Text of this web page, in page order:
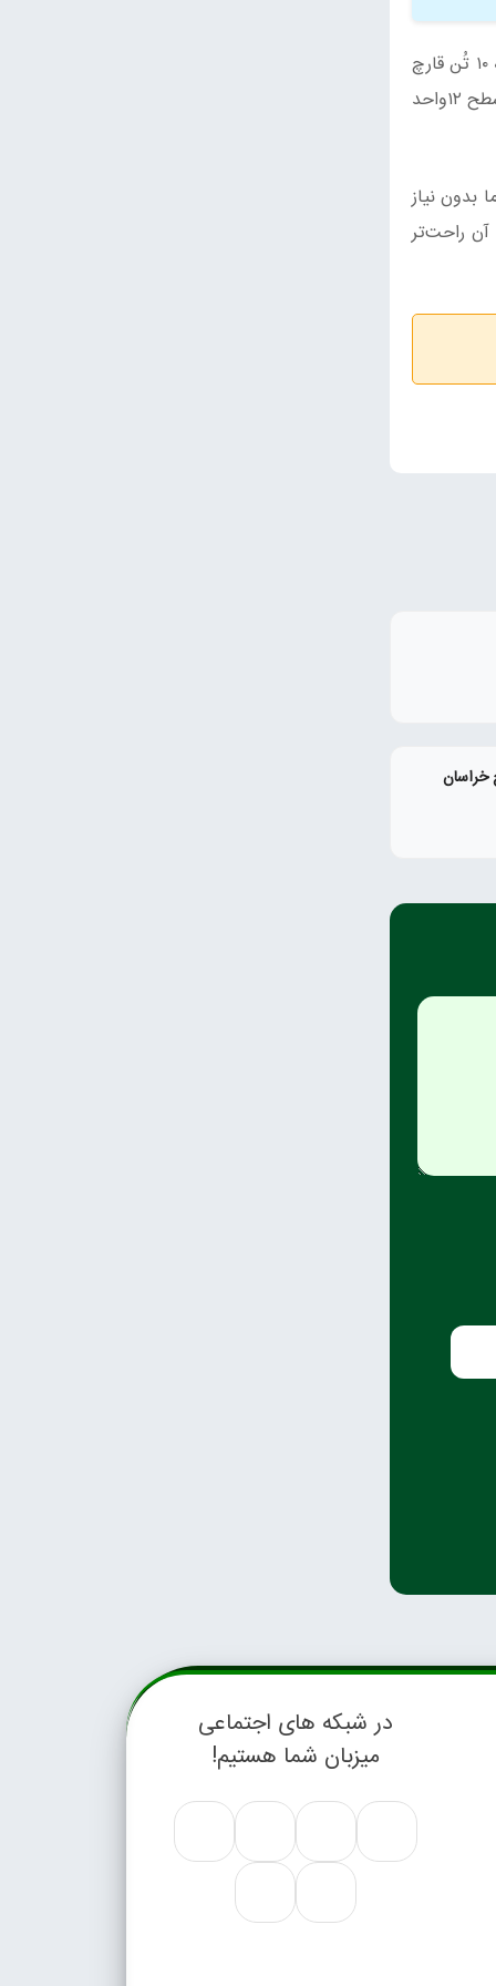
امانیان افزود: پرورش قارچ گانودرما در یک واحد تولیدی با ظرفیت ۵۰ تُن در سال انجام می‌شود، که هم اکنون این واحد سالانه ۱۰ تُن قارچ
تولید و روانه بازار می‌کند. وی افزود: بیش از یک دهه از پرورش قارچ خوراکی در سبزوار می‌گذرد و سالانه حدود ۲۰۰تُن قارچ در سطح ۱۲واحد
بدون نیاز
آن راحت‌تر
خراسان
در شبکه های اجتماعی
میزبان شما هستیم!